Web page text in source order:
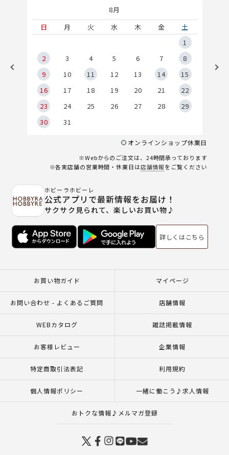
8月
日
月 火 水 木 金
土
1
2
3 4 5 6 7
8
9
10 11 12 13 14
15
16
17 18 19 20 21
22
23
24 25 26 27 28
29
30
31
オンラインショップ休業日
※Webからのご注文は、24時間承っております
※各実店舗の営業時間・休業日は店舗情報をご覧ください
ホビーラホビーレ
公式アプリで最新情報をお届け！
サクサク見られて、楽しいお買い物♪
詳しくはこちら
お買い物ガイド マイページ
お問い合わせ - よくあるご質問 店舗情報
WEBカタログ 雑誌掲載情報
お客様レビュー 企業情報
特定商取引法表記 利用規約
個人情報ポリシー 一緒に働こう♪求人情報
おトクな情報♪メルマガ登録